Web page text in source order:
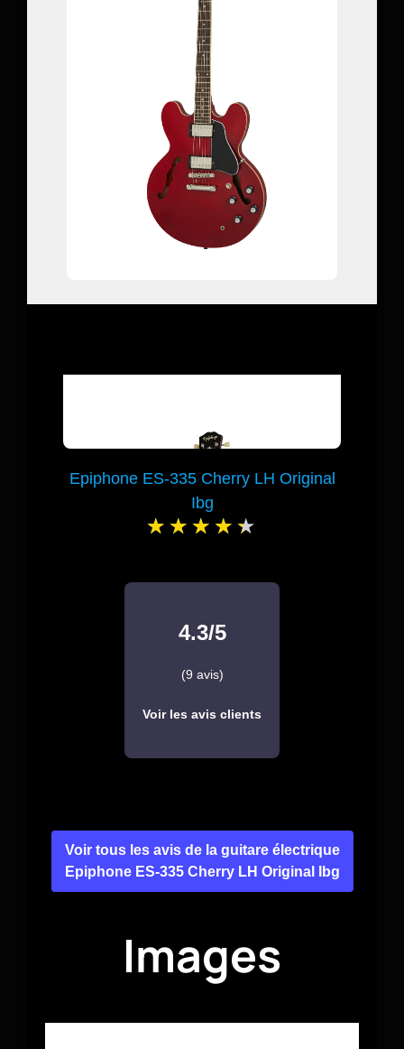
Epiphone ES-335 Cherry LH Original
Ibg
4.3/5
(9 avis)
Voir les avis clients
Voir tous les avis de la guitare électrique
Epiphone ES-335 Cherry LH Original Ibg
Images